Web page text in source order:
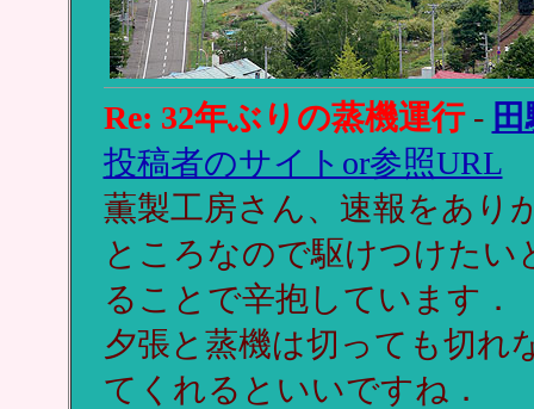
Re: 32年ぶりの蒸機運行-
投稿者のサイトor参照URL
薫製工房さん、速報をあり
ところなので駆けつけたい
ることで辛抱しています．
夕張と蒸機は切っても切れ
てくれるといいですね．